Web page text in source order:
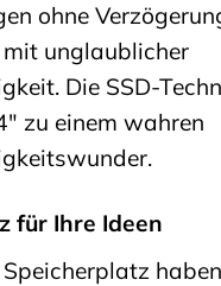
ohne
mit unglaublicher
Die SSD-
zu einem wahren
für Ihre Ideen